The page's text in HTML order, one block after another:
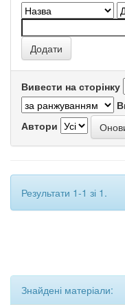
Вивести на сторінку
Автори
Результати 1-1 зі 1.
Знайдені матеріали: